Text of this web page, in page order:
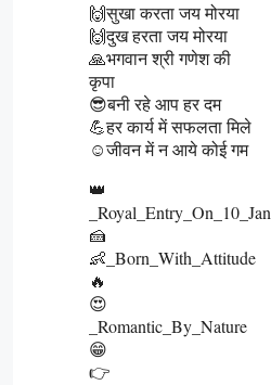
🙌सुखा करता जय मोरया
🙌दुख हरता जय मोरया
🙏भगवान श्री गणेश की
कृपा
😎बनी रहे आप हर दम
💪हर कार्य में सफलता मिले
☺️जीवन में न आये कोई गम
👑
_Royal_Entry_On_10_Jan
🍰
👶_Born_With_Attitude
🔥
😍
_Romantic_By_Nature
😁
👉